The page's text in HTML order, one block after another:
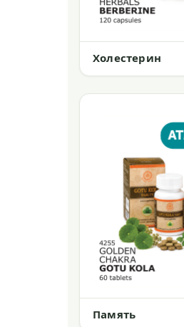
Холестерин
Память